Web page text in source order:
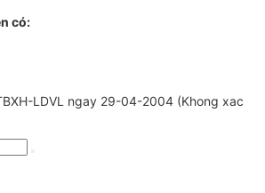
có:
LDVL ngay 29-04-2004 (Khong xac